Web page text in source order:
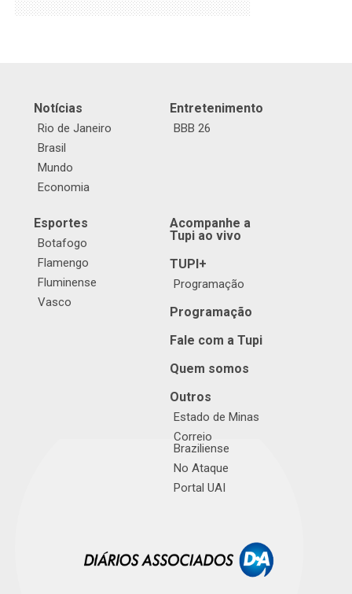
Notícias
Rio de Janeiro
Brasil
Mundo
Economia
Entretenimento
BBB 26
Esportes
Botafogo
Flamengo
Fluminense
Vasco
Acompanhe a
Tupi ao vivo
TUPI+
Programação
Programação
Fale com a Tupi
Quem somos
Outros
Estado de Minas
Correio
Braziliense
No Ataque
Portal UAI